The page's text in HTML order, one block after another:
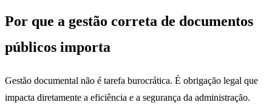
Por que a gestão correta de documentos
públicos importa
Gestão documental não é tarefa burocrática. É obrigação legal que
impacta diretamente a eficiência e a segurança da administração.